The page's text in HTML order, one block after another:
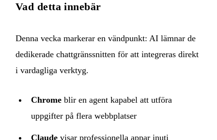
Vad detta innebär
Denna vecka markerar en vändpunkt: AI lämnar de
dedikerade chattgränssnitten för att integreras direkt
i vardagliga verktyg.
Chrome blir en agent kapabel att utföra
uppgifter på flera webbplatser
Claude visar professionella appar inuti